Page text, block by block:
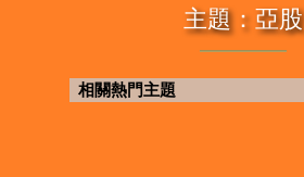
主題：亞股
相關熱門主題